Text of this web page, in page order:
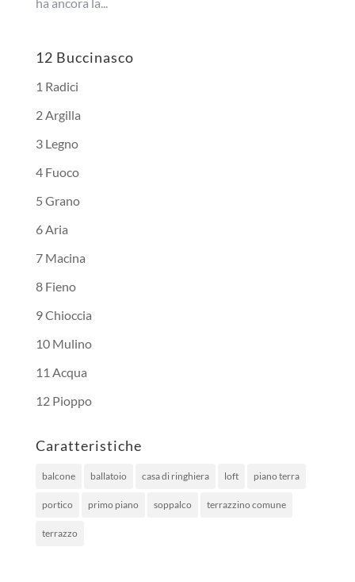
12 Buccinasco
1 Radici
2 Argilla
3 Legno
4 Fuoco
5 Grano
6 Aria
7 Macina
8 Fieno
9 Chioccia
10 Mulino
11 Acqua
12 Pioppo
Caratteristiche
balcone ballatoio casa di ringhiera loft piano terra
portico primo piano soppalco terrazzino comune
terrazzo